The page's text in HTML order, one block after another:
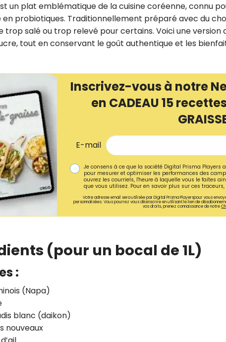
un plat emblématique de la cuisine coréenne, connu
en probiotiques. Traditionnellement préparé avec du
trop salé ou trop relevé pour certains. Voici une version
tout en conservant le goût authentique et les
Inscrivez-vous à notre
en CADEAU 15 recettes
E-mail
Je consens à ce que la société Digital Prisma Players
pour mesurer et optimiser les performances des
ouvrez les courriels, l'heure à laquelle vous le faites
que vous utilisez. Pour en savoir plus sur ces
Votre adresse email sera utilisée par Digital Prisma Playerspour vous
personnalisées. Vous pourrez vous désinscrire en utilisant le lien de
vos droits, prenez connaissance de notre
(pour un bocal de 1L)
:
(Napa)
blanc (daikon)
nouveaux